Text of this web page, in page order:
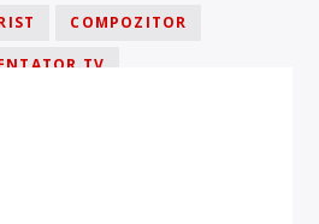
COMPOZITOR
TV